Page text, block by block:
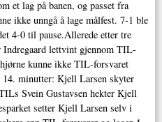
et lag på banen, og passet fra
ikke unngå å lage målfest. 7-1 ble
4-0 til pause.Allerede etter tre
lettvint gjennom TIL-
kunne ikke TIL-forsvaret
minutter: Kjell Larsen skyter
Svein Gustavsen hekter Kjell
setter Kjell Larsen selv i